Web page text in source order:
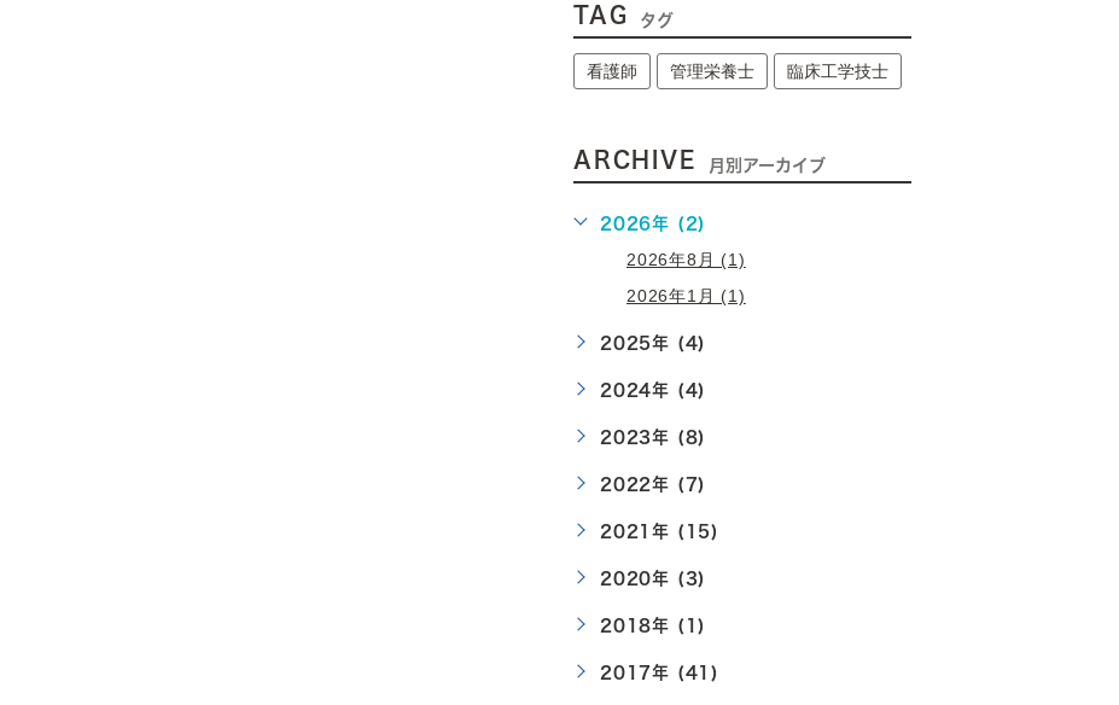
TAG タグ
看護師 管理栄養士 臨床工学技士
ARCHIVE 月別アーカイブ
2026年 (2)
2026年8月 (1)
2026年1月 (1)
2025年 (4)
2024年 (4)
2023年 (8)
2022年 (7)
2021年 (15)
2020年 (3)
2018年 (1)
2017年 (41)